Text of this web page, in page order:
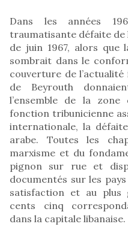
Dans les années
traumatisante défaite
de juin 1967, alors que
sombrait dans le
couverture de
de Beyrouth
l’ensemble de la
fonction tribunicienne
internationale, la
arabe. Toutes les
marxisme et du
pignon sur rue et
documentés sur les
satisfaction et au plus
cents cinq
dans la capitale libanaise.